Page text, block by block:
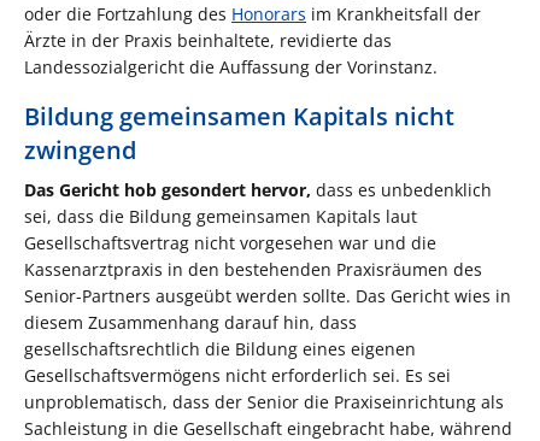
oder die Fortzahlung des Honorars im Krankheitsfall der
Ärzte in der Praxis beinhaltete, revidierte das
Landessozialgericht die Auffassung der Vorinstanz.
Bildung gemeinsamen Kapitals nicht
zwingend
Das Gericht hob gesondert hervor, dass es unbedenklich
sei, dass die Bildung gemeinsamen Kapitals laut
Gesellschaftsvertrag nicht vorgesehen war und die
Kassenarztpraxis in den bestehenden Praxisräumen des
Senior-Partners ausgeübt werden sollte. Das Gericht wies in
diesem Zusammenhang darauf hin, dass
gesellschaftsrechtlich die Bildung eines eigenen
Gesellschaftsvermögens nicht erforderlich sei. Es sei
unproblematisch, dass der Senior die Praxiseinrichtung als
Sachleistung in die Gesellschaft eingebracht habe, während